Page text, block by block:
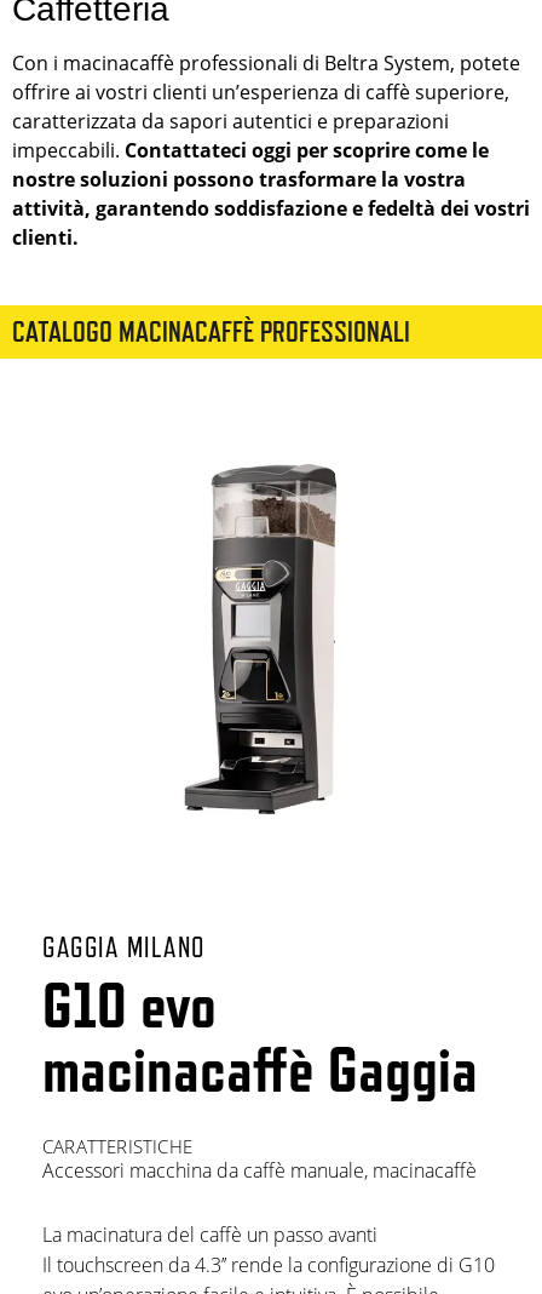
Caffetteria
Con i macinacaffè professionali di Beltra System, potete
offrire ai vostri clienti un’esperienza di caffè superiore,
caratterizzata da sapori autentici e preparazioni
impeccabili. Contattateci oggi per scoprire come le
nostre soluzioni possono trasformare la vostra
attività, garantendo soddisfazione e fedeltà dei vostri
clienti.
CATALOGO MACINACAFFÈ PROFESSIONALI
GAGGIA MILANO
G10 evo
macinacaffè Gaggia
CARATTERISTICHE
Accessori macchina da caffè manuale, macinacaffè
La macinatura del caffè un passo avanti
Il touchscreen da 4.3’’ rende la configurazione di G10